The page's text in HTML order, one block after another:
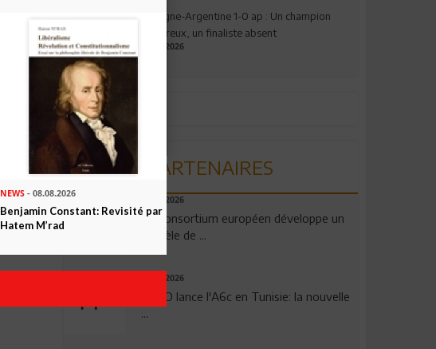
Espagne-Argentine 1-0 ap : Un champion
valeureux, un finaliste absent
19.07.2026
PARTENAIRES
06.08.2026
Un consortium européen développe un
modèle de ...
04.08.2026
OPPO lance l'A6c en Tunisie: la nouvelle
NEWS- 08.08.2026
Benjamin Constant: Revisité par
Hatem M’rad